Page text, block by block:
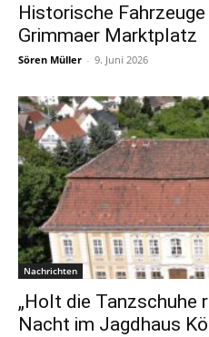
Historische
Grimmaer Marktplatz
Sören Müller - 9. Juni 2026
Nachrichten
„Holt die Tanzschuhe
Nacht im Jagdhaus